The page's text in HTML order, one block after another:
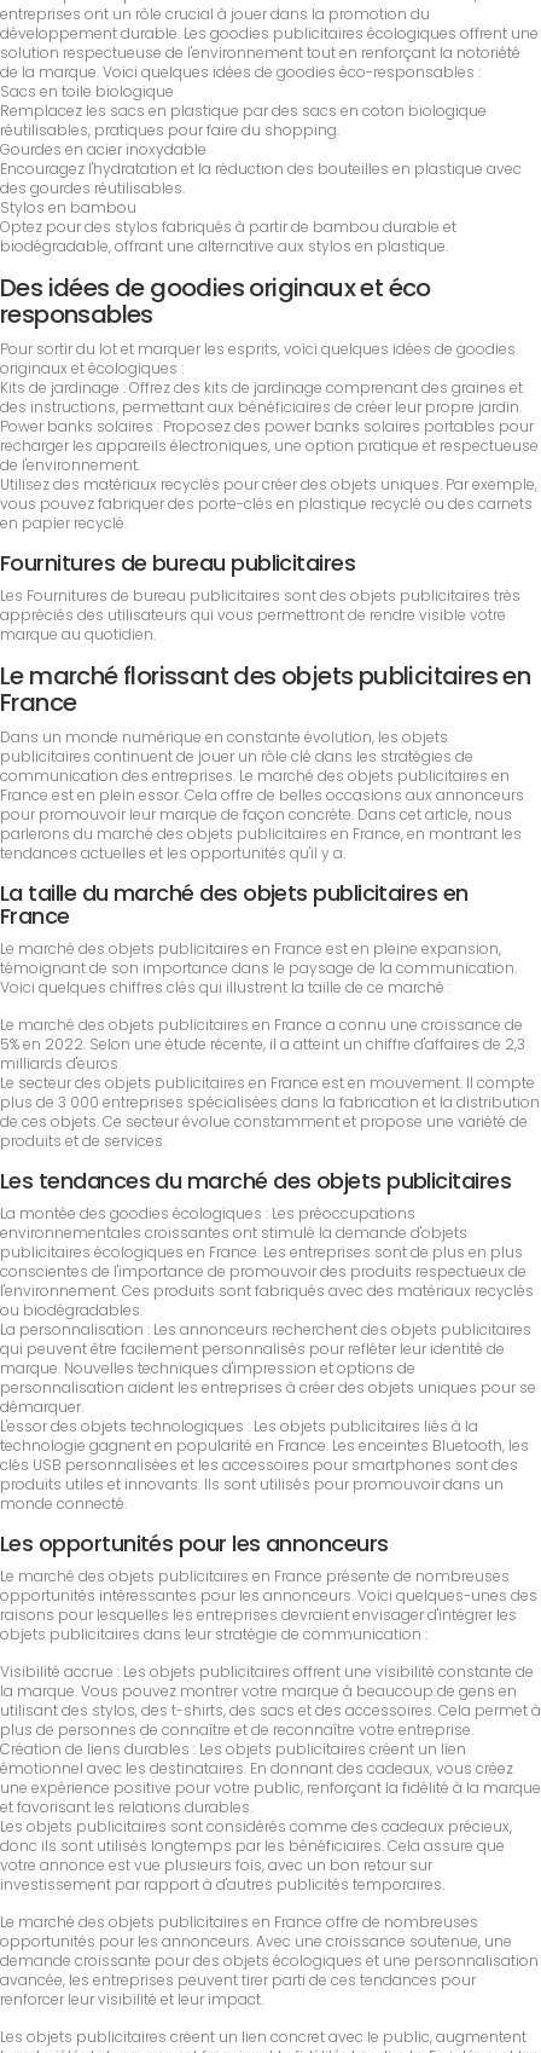
entreprises ont un rôle crucial à jouer dans la promotion du
développement durable. Les goodies publicitaires écologiques offrent une
solution respectueuse de l'environnement tout en renforçant la notoriété
de la marque. Voici quelques idées de goodies éco-responsables :
Sacs en toile biologique
Remplacez les sacs en plastique par des sacs en coton biologique
réutilisables, pratiques pour faire du shopping.
Gourdes en acier inoxydable
Encouragez l'hydratation et la réduction des bouteilles en plastique avec
des gourdes réutilisables.
Stylos en bambou
Optez pour des stylos fabriqués à partir de bambou durable et
biodégradable, offrant une alternative aux stylos en plastique.
Des idées de goodies originaux et éco
responsables
Pour sortir du lot et marquer les esprits, voici quelques idées de goodies
originaux et écologiques :
Kits de jardinage : Offrez des kits de jardinage comprenant des graines et
des instructions, permettant aux bénéficiaires de créer leur propre jardin.
Power banks solaires : Proposez des power banks solaires portables pour
recharger les appareils électroniques, une option pratique et respectueuse
de l'environnement.
Utilisez des matériaux recyclés pour créer des objets uniques. Par exemple,
vous pouvez fabriquer des porte-clés en plastique recyclé ou des carnets
en papier recyclé.
Fournitures de bureau publicitaires
Les Fournitures de bureau publicitaires sont des objets publicitaires très
appréciés des utilisateurs qui vous permettront de rendre visible votre
marque au quotidien.
Le marché florissant des objets publicitaires en
France
Dans un monde numérique en constante évolution, les objets
publicitaires continuent de jouer un rôle clé dans les stratégies de
communication des entreprises. Le marché des objets publicitaires en
France est en plein essor. Cela offre de belles occasions aux annonceurs
pour promouvoir leur marque de façon concrète. Dans cet article, nous
parlerons du marché des objets publicitaires en France, en montrant les
tendances actuelles et les opportunités qu'il y a.
La taille du marché des objets publicitaires en
France
Le marché des objets publicitaires en France est en pleine expansion,
témoignant de son importance dans le paysage de la communication.
Voici quelques chiffres clés qui illustrent la taille de ce marché :
Le marché des objets publicitaires en France a connu une croissance de
5% en 2022. Selon une étude récente, il a atteint un chiffre d'affaires de 2,3
milliards d'euros.
Le secteur des objets publicitaires en France est en mouvement. Il compte
plus de 3 000 entreprises spécialisées dans la fabrication et la distribution
de ces objets. Ce secteur évolue constamment et propose une variété de
produits et de services.
Les tendances du marché des objets publicitaires
La montée des goodies écologiques : Les préoccupations
environnementales croissantes ont stimulé la demande d'objets
publicitaires écologiques en France. Les entreprises sont de plus en plus
conscientes de l'importance de promouvoir des produits respectueux de
l'environnement. Ces produits sont fabriqués avec des matériaux recyclés
ou biodégradables.
La personnalisation : Les annonceurs recherchent des objets publicitaires
qui peuvent être facilement personnalisés pour refléter leur identité de
marque. Nouvelles techniques d'impression et options de
personnalisation aident les entreprises à créer des objets uniques pour se
démarquer.
L'essor des objets technologiques : Les objets publicitaires liés à la
technologie gagnent en popularité en France. Les enceintes Bluetooth, les
clés USB personnalisées et les accessoires pour smartphones sont des
produits utiles et innovants. Ils sont utilisés pour promouvoir dans un
monde connecté.
Les opportunités pour les annonceurs
Le marché des objets publicitaires en France présente de nombreuses
opportunités intéressantes pour les annonceurs. Voici quelques-unes des
raisons pour lesquelles les entreprises devraient envisager d'intégrer les
objets publicitaires dans leur stratégie de communication :
Visibilité accrue : Les objets publicitaires offrent une visibilité constante de
la marque. Vous pouvez montrer votre marque à beaucoup de gens en
utilisant des stylos, des t-shirts, des sacs et des accessoires. Cela permet à
plus de personnes de connaître et de reconnaître votre entreprise.
Création de liens durables : Les objets publicitaires créent un lien
émotionnel avec les destinataires. En donnant des cadeaux, vous créez
une expérience positive pour votre public, renforçant la fidélité à la marque
et favorisant les relations durables.
Les objets publicitaires sont considérés comme des cadeaux précieux,
donc ils sont utilisés longtemps par les bénéficiaires. Cela assure que
votre annonce est vue plusieurs fois, avec un bon retour sur
investissement par rapport à d'autres publicités temporaires.
Le marché des objets publicitaires en France offre de nombreuses
opportunités pour les annonceurs. Avec une croissance soutenue, une
demande croissante pour des objets écologiques et une personnalisation
avancée, les entreprises peuvent tirer parti de ces tendances pour
renforcer leur visibilité et leur impact.
Les objets publicitaires créent un lien concret avec le public, augmentent